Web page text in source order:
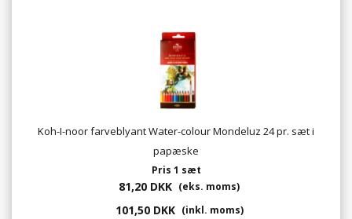
Koh-I-noor farveblyant Water-colour Mondeluz 24 pr. sæt i
papæske
Pris 1 sæt
81,20 DKK (eks. moms)
101,50 DKK (inkl. moms)